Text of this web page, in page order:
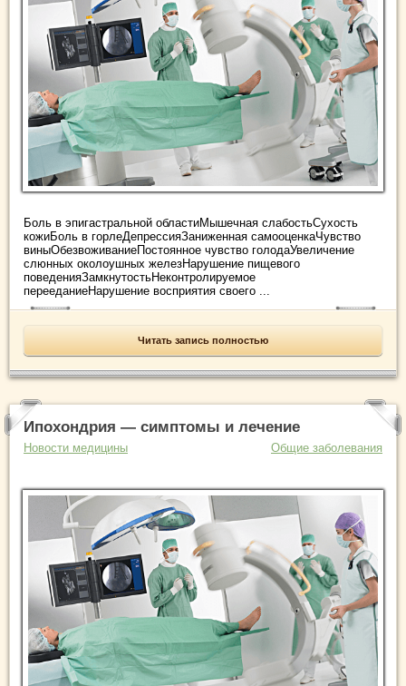
Боль в эпигастральной областиМышечная слабостьСухость
кожиБоль в горлеДепрессияЗаниженная самооценкаЧувство
виныОбезвоживаниеПостоянное чувство голодаУвеличение
слюнных околоушных железНарушение пищевого
поведенияЗамкнутостьНеконтролируемое
перееданиеНарушение восприятия своего ...
Читать запись полностью
Ипохондрия — симптомы и лечение
Новости медицины Общие заболевания